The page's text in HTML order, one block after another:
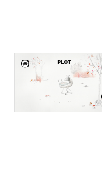
PLOT